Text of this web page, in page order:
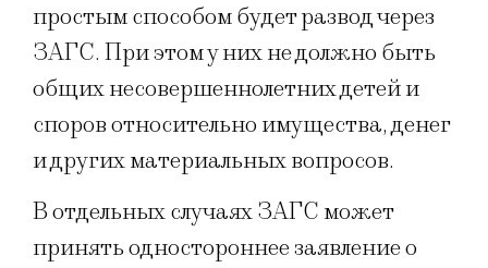
простым способом будет развод через
ЗАГС. При этом у них не должно быть
общих несовершеннолетних детей и
споров относительно имущества, денег
и других материальных вопросов.
В отдельных случаях ЗАГС может
принять одностороннее заявление о